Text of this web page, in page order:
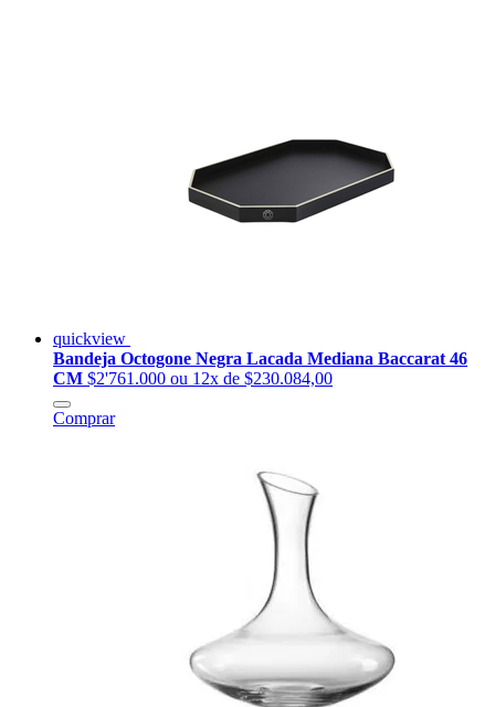
quickview
Bandeja Octogone Negra Lacada Mediana Baccarat 46
CM $2'761.000 ou 12x de $230.084,00
Comprar